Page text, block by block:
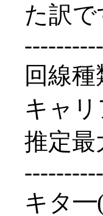
た訳
回線種
キャ
推定最
キタ